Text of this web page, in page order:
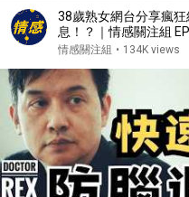
38歲熟女網台分享瘋
息！？｜情感關注組
情感關注組 • 134K views